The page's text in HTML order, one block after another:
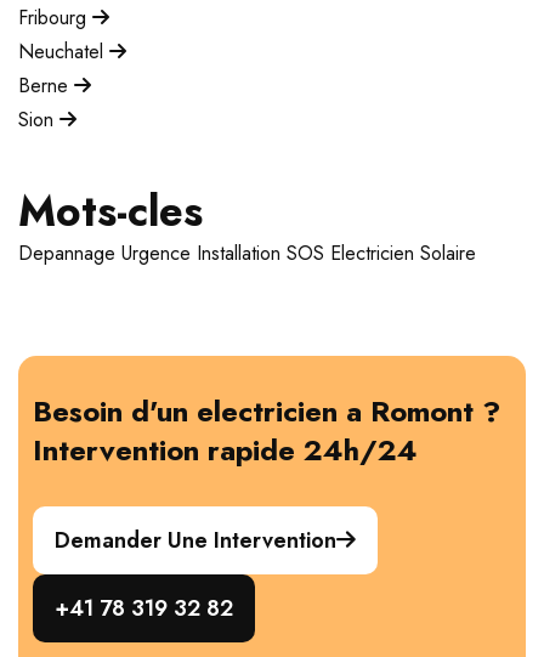
Fribourg
Neuchatel
Berne
Sion
Mots-cles
Depannage Urgence Installation SOS Electricien Solaire
Besoin d'un electricien a Romont ?
Intervention rapide 24h/24
Demander Une Intervention
+41 78 319 32 82